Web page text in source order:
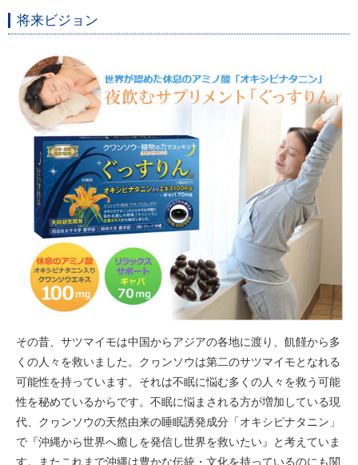
将来ビジョン
その昔、サツマイモは中国からアジアの各地に渡り、飢饉から多
くの人々を救いました。クヮンソウは第二のサツマイモとなれる
可能性を持っています。それは不眠に悩む多くの人々を救う可能
性を秘めているからです。不眠に悩まされる方が増加している現
代、クヮンソウの天然由来の睡眠誘発成分「オキシピナタニン」
で『沖縄から世界へ癒しを発信し世界を救いたい』と考えていま
す。またこれまで沖縄は豊かな伝統・文化を持っているのにも関